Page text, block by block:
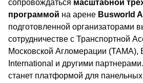
сопровождаться масштабной
программой на арене Busworld
подготовленной организаторами
сотрудничестве с Транспортной
Московской Агломерации (ТАМА),
International и другими партнерами.
станет платформой для панельных